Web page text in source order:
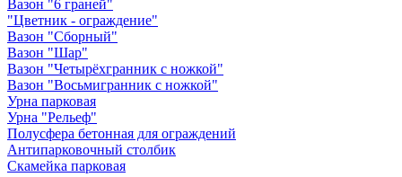
Вазон "6 граней"
"Цветник - ограждение"
Вазон "Сборный"
Вазон "Шар"
Вазон "Четырёхгранник с ножкой"
Вазон "Восьмигранник с ножкой"
Урна парковая
Урна "Рельеф"
Полусфера бетонная для ограждений
Антипарковочный столбик
Скамейка парковая